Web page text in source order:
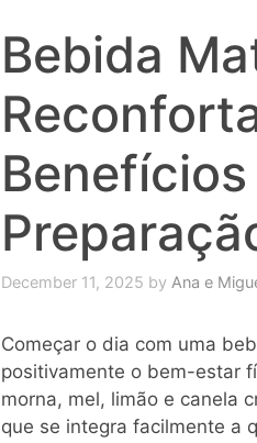
Bebida
December 11, 2025 by Ana e
Começar o dia com uma
positivamente o bem-estar
morna, mel, limão e canela
que se integra facilmente a